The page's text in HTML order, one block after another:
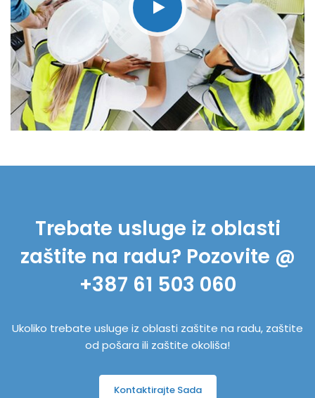
Trebate usluge iz oblasti
zaštite na radu? Pozovite @
+387 61 503 060
Ukoliko trebate usluge iz oblasti zaštite na radu, zaštite
od pošara ili zaštite okoliša!
Kontaktirajte Sada